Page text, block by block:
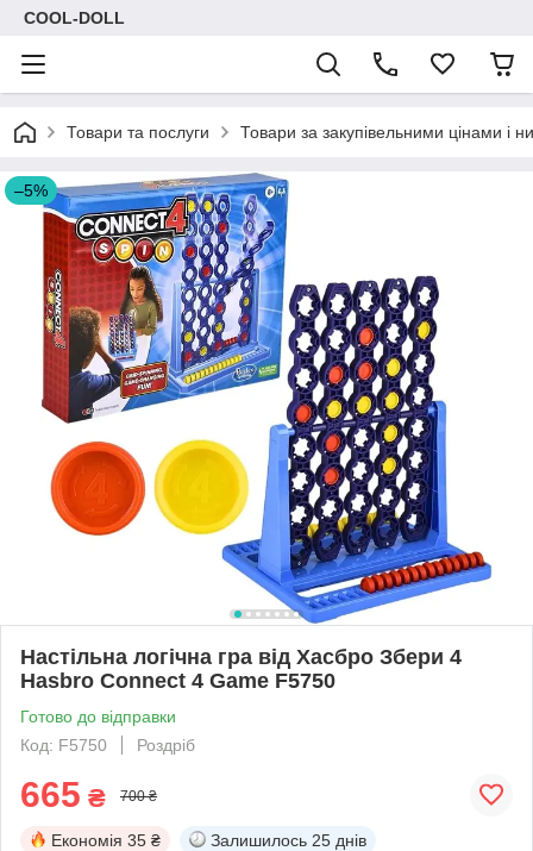
COOL-DOLL
Товари та послуги Товари за закупівельними цінами і
–5%
Настільна логічна гра від Хасбро Збери 4
Hasbro Connect 4 Game F5750
Готово до відправки
Код: F5750
Роздріб
665 ₴ 700 ₴
Економія 35 ₴ Залишилось 25 днів